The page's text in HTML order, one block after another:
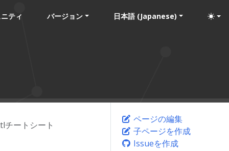
ティ バージョン 日本語 (Japanese)
ページの編集
子ページを作成
Issueを作成
チートシート